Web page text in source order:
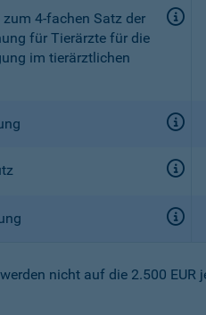
zum 4-fachen Satz der
für Tierärzte für die
im tierärztlichen
nicht auf die 2.500 EUR